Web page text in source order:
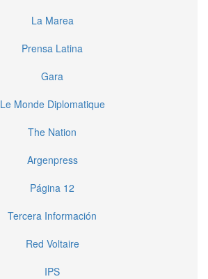
La Marea
Prensa Latina
Gara
Le Monde Diplomatique
The Nation
Argenpress
Página 12
Tercera Información
Red Voltaire
IPS